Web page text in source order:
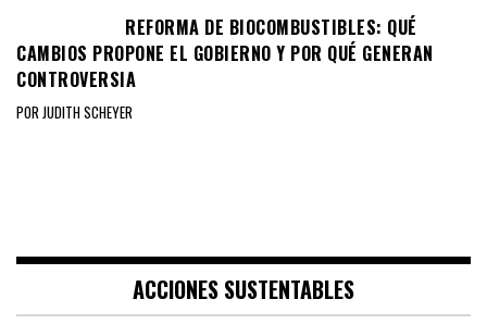
REFORMA DE BIOCOMBUSTIBLES: QUÉ
CAMBIOS PROPONE EL GOBIERNO Y POR QUÉ GENERAN
CONTROVERSIA
POR JUDITH SCHEYER
ACCIONES SUSTENTABLES